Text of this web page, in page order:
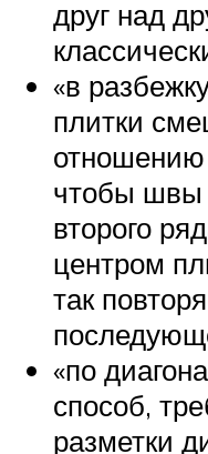
друг над
«в
плитки
отношению
чтобы швы
второго
центром
так
«по
способ,
разметки